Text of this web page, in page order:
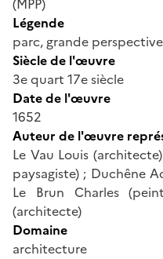
Légende
parc, grande
Siècle de l'œuvre
3e quart 17e siècle
Date de l'œuvre
1652
Auteur de l'œuvre
Le Vau Louis
paysagiste) ; Duchêne
Le Brun Charles
(architecte)
Domaine
architecture